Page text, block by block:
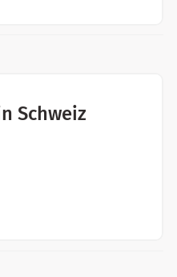
Schweiz